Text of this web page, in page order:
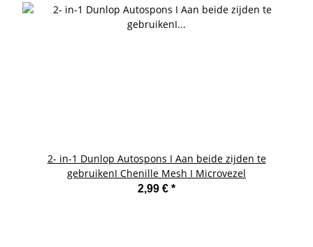
2- in-1 Dunlop Autospons I Aan beide zijden te
gebruikenI Chenille Mesh I Microvezel
2,99 € *